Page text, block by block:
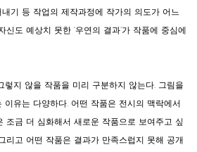
기 등 작업의 제작과정에 작가의 의도가 어느
도 예상치 못한 ‘우연의 결과’가 작품에 중심에
렇지 않을 작품을 미리 구분하지 않는다. 그림을
이유는 다양하다. 어떤 작품은 전시의 맥락에서
조금 더 심화해서 새로운 작품으로 보여주고 싶
리고 어떤 작품은 결과가 만족스럽지 못해 공개